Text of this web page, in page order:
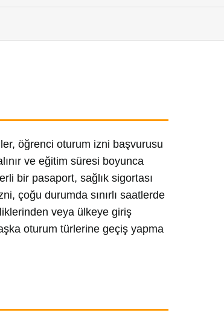
öğrenci oturum izni başvurusu
ve eğitim süresi boyunca
bir pasaport, sağlık sigortası
çoğu durumda sınırlı saatlerde
veya ülkeye giriş
oturum türlerine geçiş yapma